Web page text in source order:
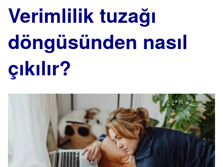
Verimlilik tuzağı
döngüsünden nasıl
çıkılır?